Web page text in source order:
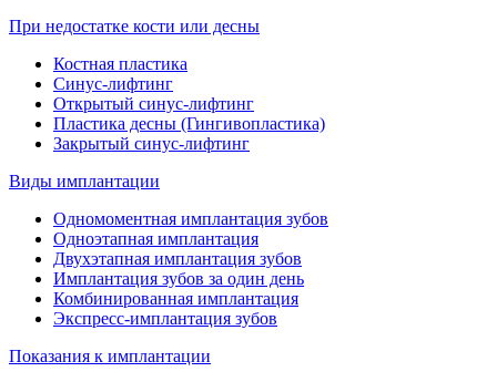
При недостатке кости или десны
Костная пластика
Синус-лифтинг
Открытый синус-лифтинг
Пластика десны (Гингивопластика)
Закрытый синус-лифтинг
Виды имплантации
Одномоментная имплантация зубов
Одноэтапная имплантация
Двухэтапная имплантация зубов
Имплантация зубов за один день
Комбинированная имплантация
Экспресс-имплантация зубов
Показания к имплантации